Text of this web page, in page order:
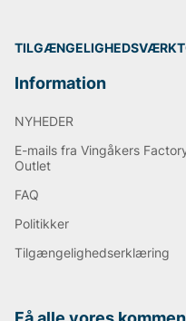
Information
NYHEDER
E-mails fra Vingåkers
Outlet
FAQ
Politikker
Tilgængelighedserklæring